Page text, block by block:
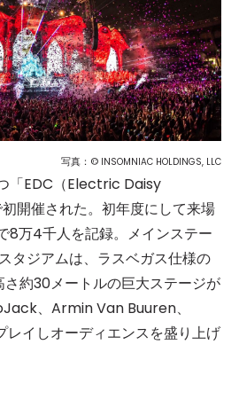
写真：© INSOMNIAC HOLDINGS, LLC
「EDC（Electric Daisy
開催された。初年度にして来場
8万4千人を記録。メインステー
タジアムは、ラスベガス仕様の
約30メートルの巨大ステージが
、Armin Van Buuren、
イしオーディエンスを盛り上げ